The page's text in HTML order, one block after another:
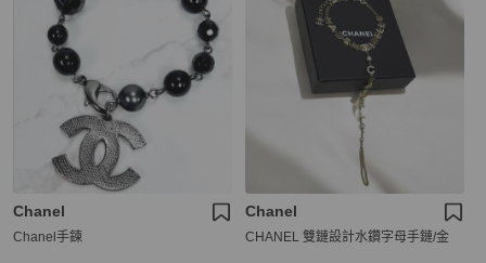
Chanel
Chanel手鍊
Chanel
CHANEL 雙鏈設計水鑽字母手鏈/金